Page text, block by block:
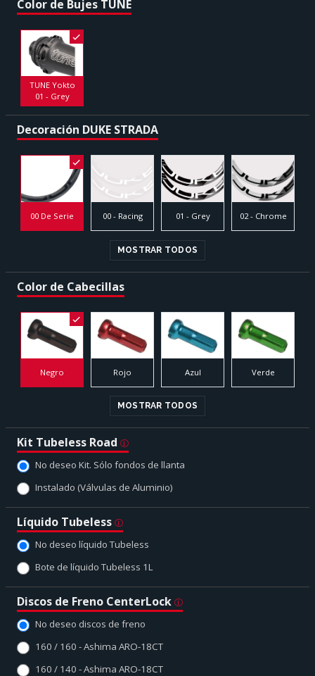
Color de Bujes TUNE
TUNE Yokto
01 - Grey
Decoración DUKE STRADA
00 De Serie 00 - Racing 01 - Grey 02 - Chrome
MOSTRAR TODOS
Color de Cabecillas
Negro Rojo Azul Verde
MOSTRAR TODOS
Kit Tubeless Road
No deseo Kit. Sólo fondos de llanta
Instalado (Válvulas de Aluminio)
Líquido Tubeless
No deseo líquido Tubeless
Bote de líquido Tubeless 1L
Discos de Freno CenterLock
No deseo discos de freno
160 / 160 - Ashima ARO-18CT
160 / 140 - Ashima ARO-18CT